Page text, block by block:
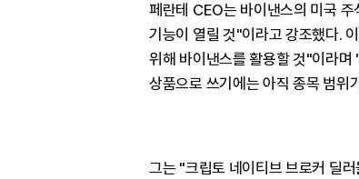
페란테 CEO는 바이낸스의 미국
기능이 열릴 것"이라고 강조했다.
위해 바이낸스를 활용할 것"이라며
상품으로 쓰기에는 아직 종목 범위
그는 "크립토 네이티브 브로커 딜